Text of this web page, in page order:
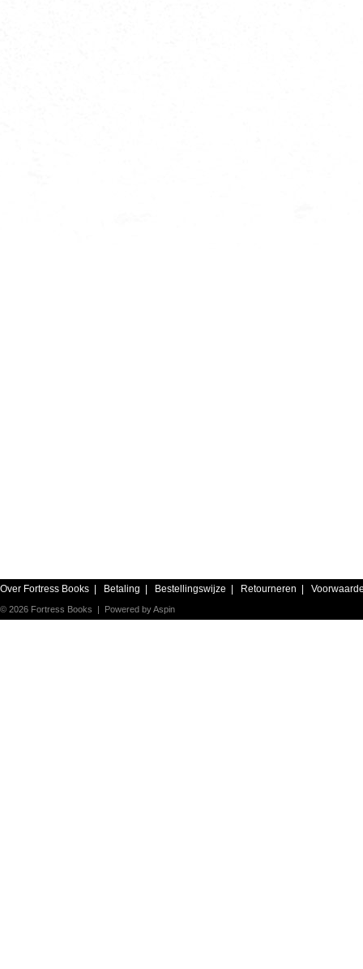
Over Fortress Books Betaling Bestellingswijze Retourneren
© 2026 Fortress Books | Powered byAspin